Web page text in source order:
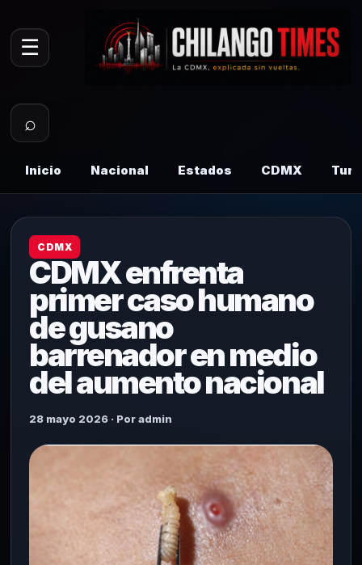
☰
⌕
Inicio Nacional Estados CDMX
CDMX
CDMX enfrenta
primer caso humano
de gusano
barrenador en medio
del aumento nacional
28 mayo 2026 · Por admin